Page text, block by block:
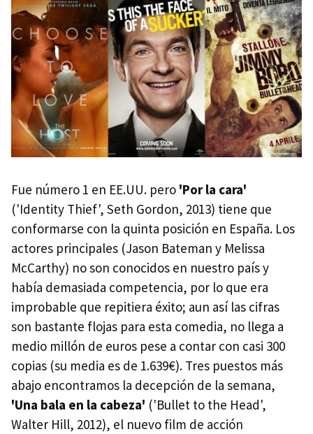
Fue número 1 en EE.UU. pero 'Por la cara'
('Identity Thief', Seth Gordon, 2013) tiene que
conformarse con la quinta posición en España. Los
actores principales (Jason Bateman y Melissa
McCarthy) no son conocidos en nuestro país y
había demasiada competencia, por lo que era
improbable que repitiera éxito; aun así las cifras
son bastante flojas para esta comedia, no llega a
medio millón de euros pese a contar con casi 300
copias (su media es de 1.639€). Tres puestos más
abajo encontramos la decepción de la semana,
'Una bala en la cabeza' ('Bullet to the Head',
Walter Hill, 2012), el nuevo film de acción